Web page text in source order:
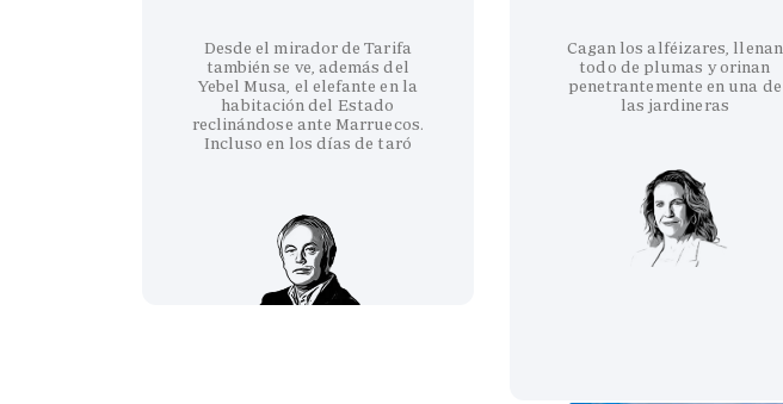
Desde el mirador de Tarifa
también se ve, además del
Yebel Musa, el elefante en la
habitación del Estado
reclinándose ante Marruecos.
Incluso en los días de taró
Cagan los alféizares, llenan
todo de plumas y orinan
penetrantemente en una de
las jardineras